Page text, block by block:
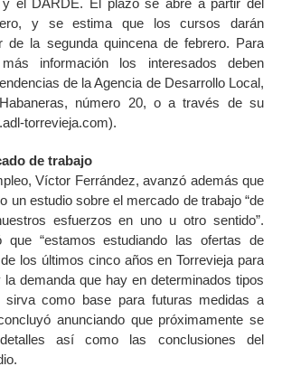
el DARDE. El plazo se abre a partir del
y se estima que los cursos darán
de la segunda quincena de febrero. Para
información los interesados deben
de la Agencia de Desarrollo Local,
número 20, o a través de su
torrevieja.com).
de trabajo
Víctor Ferrández, avanzó además que
un estudio sobre el mercado de trabajo “de
esfuerzos en uno u otro sentido”.
que “estamos estudiando las ofertas de
los últimos cinco años en Torrevieja para
demanda que hay en determinados tipos
como base para futuras medidas a
anunciando que próximamente se
así como las conclusiones del